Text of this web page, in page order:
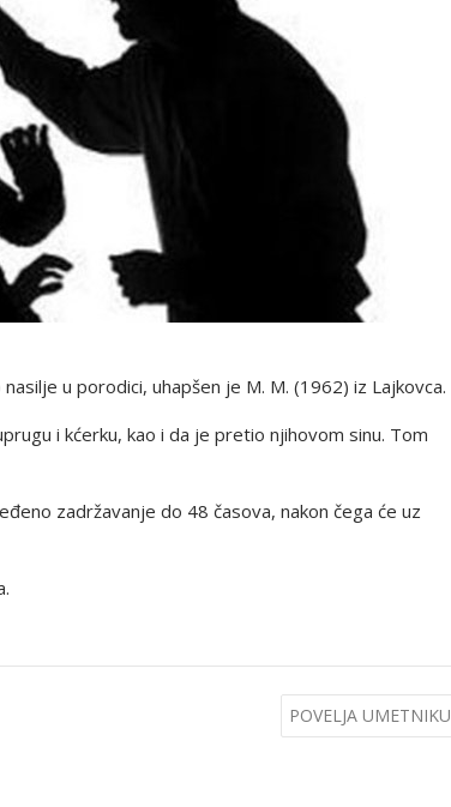
u porodici, uhapšen je M. M. (1962) iz Lajkovca.
i kćerku, kao i da je pretio njihovom sinu. Tom
zadržavanje do 48 časova, nakon čega će uz
POVELJA UMETNIKU